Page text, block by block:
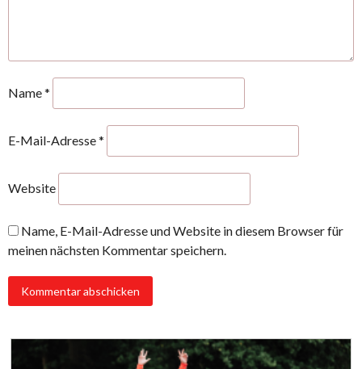
Name*
E-Mail-Adresse*
Website
Name, E-Mail-Adresse und Website in diesem Browser für
meinen nächsten Kommentar speichern.